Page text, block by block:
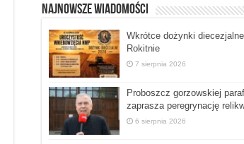
Najnowsze Wiadomości
Wkrótce dożynki
Rokitnie
7 sierpnia 2026
Proboszcz gorzowskiej
zaprasza peregrynację
6 sierpnia 2026